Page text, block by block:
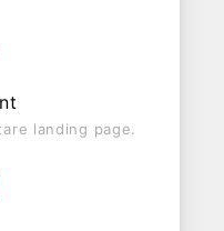
landing page.